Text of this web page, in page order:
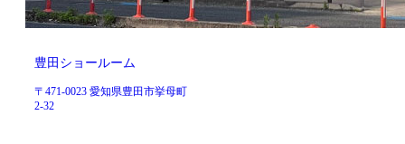
豊田ショールーム
〒471-0023 愛知県豊田市挙母町
2-32